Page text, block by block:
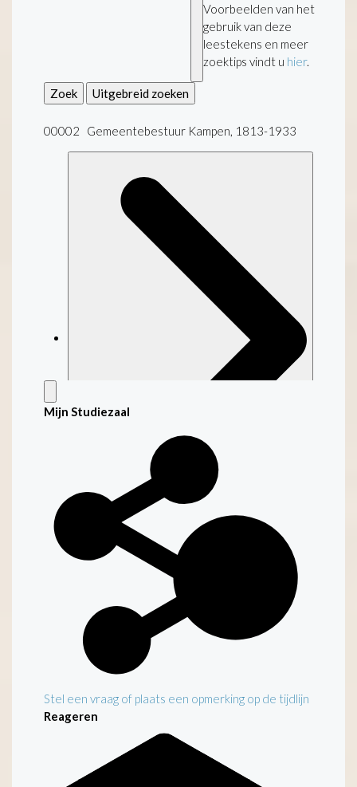
Voorbeelden van het
gebruik van deze
leestekens en meer
zoektips vindt u hier.
Zoek Uitgebreid zoeken
00002 Gemeentebestuur Kampen, 1813-1933
Kenmerken
Mijn Studiezaal
Stel een vraag of plaats een opmerking op de tijdlijn
Reageren